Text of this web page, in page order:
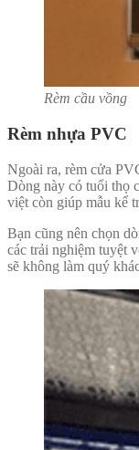
Rèm cầu vồng
Rèm nhựa PVC
Ngoài ra, rèm cửa
Dòng này có tuổi thọ
việt còn giúp mẫu kể
Bạn cũng nên chọn
các trải nghiệm tuyệt
sẽ không làm quý